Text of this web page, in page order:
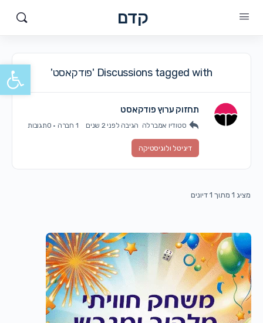
קדם
Discussions tagged with 'פודקאסט'
תחזוק ערוץ פודקאסט
סטודיו אמברלה הגיבה לפני 2 שנים 1 חברה · 0תגובות
דיגיטל ולוגיסטיקה
מציג 1 מתוך 1 דיונים
פתח